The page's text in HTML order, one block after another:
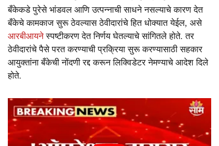
बँकेकडे पुरेसे भांडवल आणि उत्पन्नाची साधने नसल्याचे कारण देत
बँकेचे कामकाज सुरू ठेवल्यास ठेवीदारांचे हित धोक्यात येईल, असे
आरबीआयनेस्पष्टीकरण देत निर्णय घेतल्याचे सांगितले होते. तर
ठेवीदारांचे पैसे परत करण्याची प्रक्रिया सुरू करण्यासाठी सहकार
आयुक्तांना बँकेची नोंदणी रद्द करून लिक्विडेटर नेमण्याचे आदेश दिले
होते.